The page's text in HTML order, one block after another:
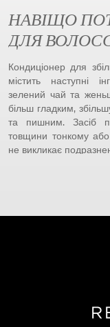
НАВІЩО
ДЛЯ
Кондиціонер для
містить наступні
зелений чай та
більш гладким,
та пишним. Засіб
товщини тонкому
не викликає
ДЛЯ ЧОГО
шару волосків. Під
тьмяне, схоже на
прилягати одна до